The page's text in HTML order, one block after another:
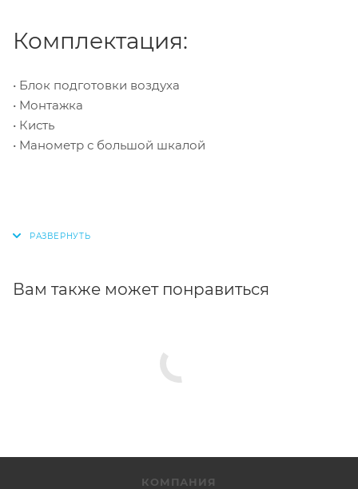
Комплектация:
• Блок подготовки воздуха
• Монтажка
• Кисть
• Манометр с большой шкалой
Вам также может понравиться
КОМПАНИЯ